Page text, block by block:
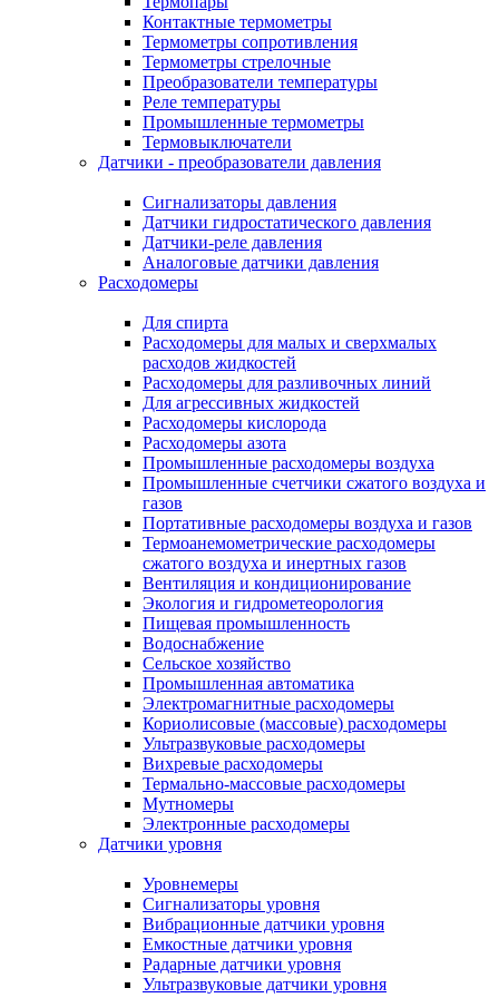
Контактные термометры
Термометры сопротивления
Термометры стрелочные
Преобразователи температуры
Реле температуры
Промышленные термометры
Термовыключатели
Датчики - преобразователи давления
Сигнализаторы давления
Датчики гидростатического давления
Датчики-реле давления
Аналоговые датчики давления
Расходомеры
Для спирта
Расходомеры для малых и сверхмалых
расходов жидкостей
Расходомеры для разливочных линий
Для агрессивных жидкостей
Расходомеры кислорода
Расходомеры азота
Промышленные расходомеры воздуха
Промышленные счетчики сжатого воздуха и
газов
Портативные расходомеры воздуха и газов
Термоанемометрические расходомеры
сжатого воздуха и инертных газов
Вентиляция и кондиционирование
Экология и гидрометеорология
Пищевая промышленность
Водоснабжение
Сельское хозяйство
Промышленная автоматика
Электромагнитные расходомеры
Кориолисовые (массовые) расходомеры
Ультразвуковые расходомеры
Вихревые расходомеры
Термально-массовые расходомеры
Мутномеры
Электронные расходомеры
Датчики уровня
Уровнемеры
Сигнализаторы уровня
Вибрационные датчики уровня
Емкостные датчики уровня
Радарные датчики уровня
Ультразвуковые датчики уровня